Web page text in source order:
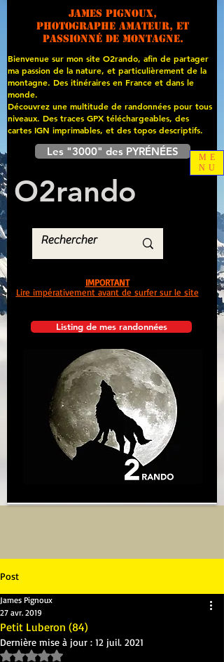
James PIGNOUX,
photographe amateur, et
passionné de montagne.
Bienvenue sur mon site O2rando, afin de partager
ma passion de la nature, et particulièrement de la
montagne. Des itinéraires en France et dans le
monde.
Découvrez une multitude de randonnées pour tous
niveaux. Des traces GPX téléchargeables, des
cartes IGN imprimables, et des topos descriptifs.
Les "3000" des PYRÉNÉES
O2rando
Listing de mes randonnées
IMPORTANT
Lire impérativement avant de surfer sur le site
ME
NU
Post
Petit Luberon (84)
James Pignoux
27 avr. 2019
Dernière mise à jour : 12 juil. 2021
Noté NaN étoiles sur 5.